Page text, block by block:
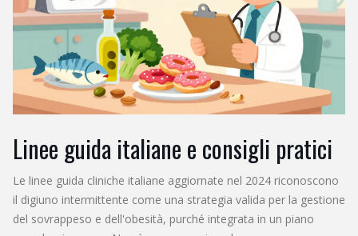
Linee guida italiane e consigli pratici
Le linee guida cliniche italiane aggiornate nel 2024 riconoscono
il digiuno intermittente come una strategia valida per la gestione
del sovrappeso e dell'obesità, purché integrata in un piano